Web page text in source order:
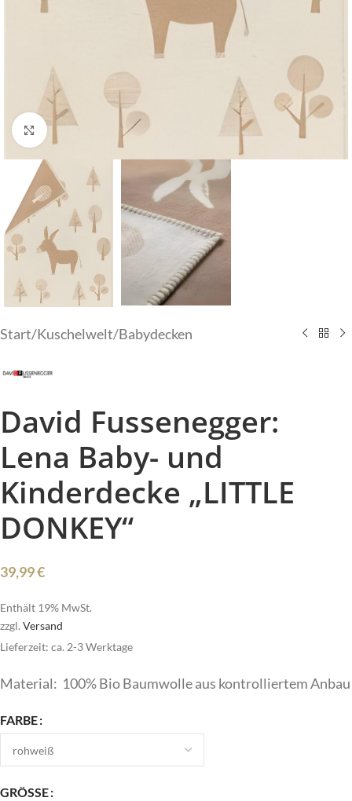
Klick zum Vergrößern
Start/Kuschelwelt/Babydecken
David Fussenegger:
Lena Baby- und
Kinderdecke „LITTLE
DONKEY“
39,99€
Enthält 19% MwSt.
zzgl. Versand
Lieferzeit: ca. 2-3 Werktage
Material: 100% Bio Baumwolle aus kontrolliertem Anbau
FARBE
GRÖSSE